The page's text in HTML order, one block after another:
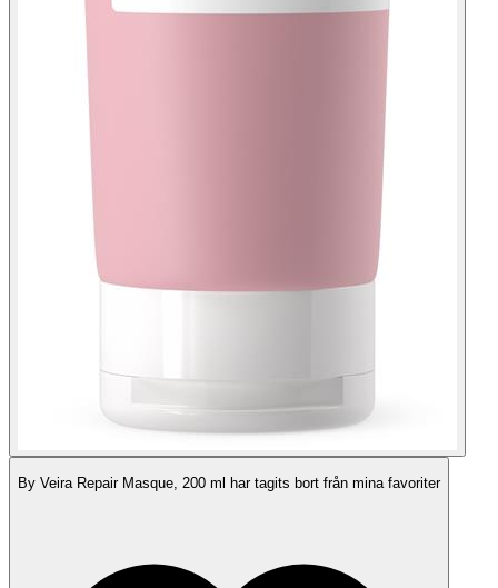
By Veira Repair Masque, 200 ml har tagits bort från mina favoriter